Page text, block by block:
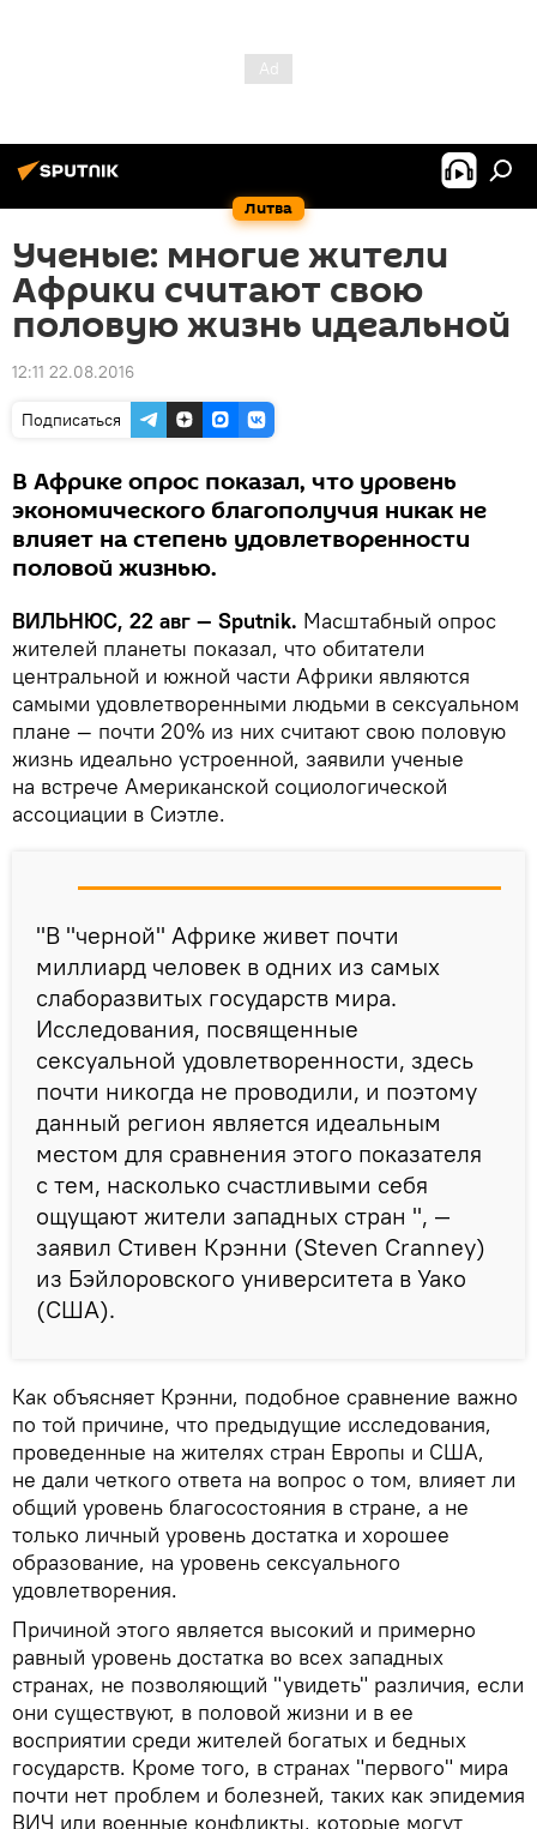
Литва
Ученые: многие жители
Африки считают свою
половую жизнь идеальной
12:11 22.08.2016
Подписаться
В Африке опрос показал, что уровень
экономического благополучия никак не
влияет на степень удовлетворенности
половой жизнью.
ВИЛЬНЮС, 22 авг — Sputnik. Масштабный опрос
жителей планеты показал, что обитатели
центральной и южной части Африки являются
самыми удовлетворенными людьми в сексуальном
плане — почти 20% из них считают свою половую
жизнь идеально устроенной, заявили ученые
на встрече Американской социологической
ассоциации в Сиэтле.
"В "черной" Африке живет почти
миллиард человек в одних из самых
слаборазвитых государств мира.
Исследования, посвященные
сексуальной удовлетворенности, здесь
почти никогда не проводили, и поэтому
данный регион является идеальным
местом для сравнения этого показателя
с тем, насколько счастливыми себя
ощущают жители западных стран ", —
заявил Стивен Крэнни (Steven Cranney)
из Бэйлоровского университета в Уако
(США).
Как объясняет Крэнни, подобное сравнение важно
по той причине, что предыдущие исследования,
проведенные на жителях стран Европы и США,
не дали четкого ответа на вопрос о том, влияет ли
общий уровень благосостояния в стране, а не
только личный уровень достатка и хорошее
образование, на уровень сексуального
удовлетворения.
Причиной этого является высокий и примерно
равный уровень достатка во всех западных
странах, не позволяющий "увидеть" различия, если
они существуют, в половой жизни и в ее
восприятии среди жителей богатых и бедных
государств. Кроме того, в странах "первого" мира
почти нет проблем и болезней, таких как эпидемия
ВИЧ или военные конфликты, которые могут